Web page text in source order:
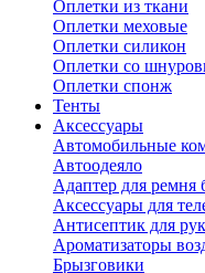
Оплетки из ткани
Оплетки меховые
Оплетки силикон
Оплетки со
Оплетки спонж
Тенты
Аксессуары
Автомобильные
Автоодеяло
Адаптер для ремня
Аксессуары для
Антисептик для рук
Ароматизаторы
Брызговики